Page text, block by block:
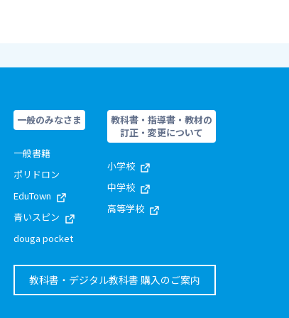
一般のみなさま
一般書籍
ポリドロン
EduTown
青いスピン
douga pocket
教科書・指導書・教材の
訂正・変更について
小学校
中学校
高等学校
教科書・デジタル教科書 購入のご案内